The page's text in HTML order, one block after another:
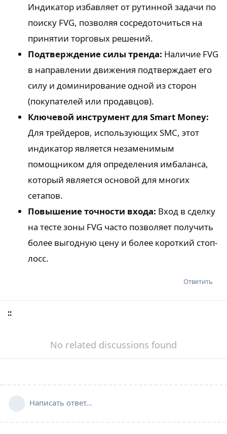
Индикатор избавляет от рутинной задачи по
поиску FVG, позволяя сосредоточиться на
принятии торговых решений.
Подтверждение силы тренда: Наличие FVG
в направлении движения подтверждает его
силу и доминирование одной из сторон
(покупателей или продавцов).
Ключевой инструмент для Smart Money:
Для трейдеров, использующих SMC, этот
индикатор является незаменимым
помощником для определения имбаланса,
который является основой для многих
сетапов.
Повышение точности входа: Вход в сделку
на тесте зоны FVG часто позволяет получить
более выгодную цену и более короткий стоп-
лосс.
Ответить
::
No related discussions found
Написать ответ...